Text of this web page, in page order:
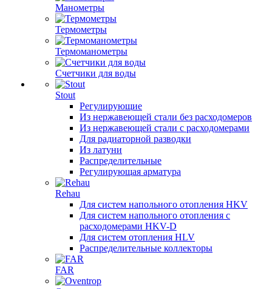
Манометры
Термометры
Термоманометры
Счетчики для воды
Stout
Регулирующие
Из нержавеющей стали без расходомеров
Из нержавеющей стали с расходомерами
Для радиаторной разводки
Из латуни
Распределительные
Регулирующая арматура
Rehau
Для систем напольного отопления HKV
Для систем напольного отопления с
расходомерами HKV-D
Для систем отопления HLV
Распределительные коллекторы
FAR